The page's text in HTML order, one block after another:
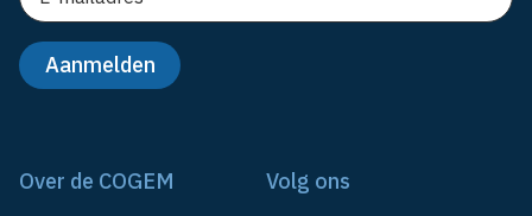
Over de COGEM Volg ons